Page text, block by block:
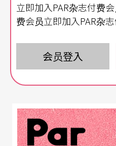
创办人赖文福。他们从古
到现代的古典乐发展，展
自我表述的深刻对谈。
第一讲：琵琶的千年传承
塩高和之一开场便透露
挑战。他指著体积庞大
立即加入PAR杂志付费
费会员立即加入PAR杂
会员登入